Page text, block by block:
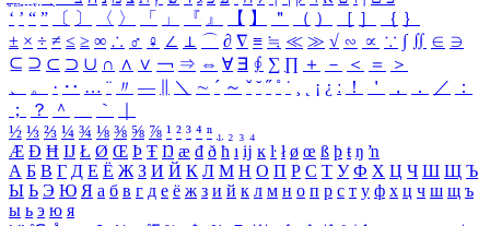
‘ ’ “ ” 〔 〕 〈 〉 「 」 『 』 【 】 ＂ （ ） ［ ］ ｛ ｝
± × ÷ ≠ ≤ ≥ ∞ ∴ ♂ ♀ ∠ ⊥ ⌒ ∂ ∇ ≡ ≒ ≪ ≫ √ ∽ ∝ ∵ ∫ ∬ ∈ ∋
⊆ ⊇ ⊂ ⊃ ∪ ∩ ∧ ∨ ￢ ⇒ ⇔ ∀ ∃ ∮ ∑ ∏ ＋ － ＜ ＝
＞
、
。 · ‥ … ¨ 〃 ― ＼ ∼ ´ ～ ˇ ˘ ˝ ˚ ˙ ¸ ¡ ¿ ː ！ ＇ ， ． ／
：
；
？ ＾ ｀
½ ⅓ ⅔ ¼ ¾ ⅛ ⅜ ⅝ ⅞ ¹ ² ³ ⁴ ⁿ ₁ ₂ ₃ ₄
Æ Ð Ħ Ĳ Ł Ø Œ Þ Ŧ Ŋ æ đ ð ħ ı ĳ ĸ ŀ ł ø œ ß þ ŧ ŋ ŉ
А Б В Г Д Е Ё Ж З И Й К Л М Н О П Р С Т У Ф Х Ц Ч Ш Щ Ъ
Ы Ь Э Ю Я а б в г д е ё ж з и й к л м н о п р с т у ф х ц ч ш щ ъ
ы ь э ю я